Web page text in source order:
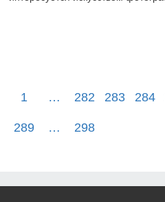
1 … 282 283 284
289 … 298